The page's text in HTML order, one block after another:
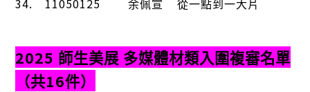
余佩宣 從一點到一大片
2025 師生美展 多媒體材類入圍複審名單
（共16件）